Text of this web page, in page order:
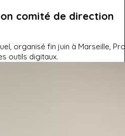
comité de direction
organisé fin juin à Marseille,
outils digitaux.